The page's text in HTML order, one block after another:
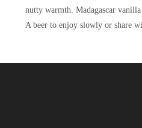
nutty warmth. Madagascar
A beer to enjoy slowly or share